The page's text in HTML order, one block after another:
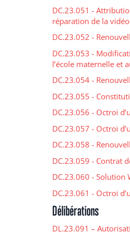
DC.23.051 -
réparation de la
DC.23.052 -
DC.23.053 -
l’école maternelle et
DC.23.054 -
DC.23.055 -
DC.23.056 - Octroi
DC.23.057 - Octroi
DC.23.058 -
DC.23.059 - Contrat
DC.23.060 - Solution
DC.23.061 - Octroi
Délibérations
DL.23.091 –